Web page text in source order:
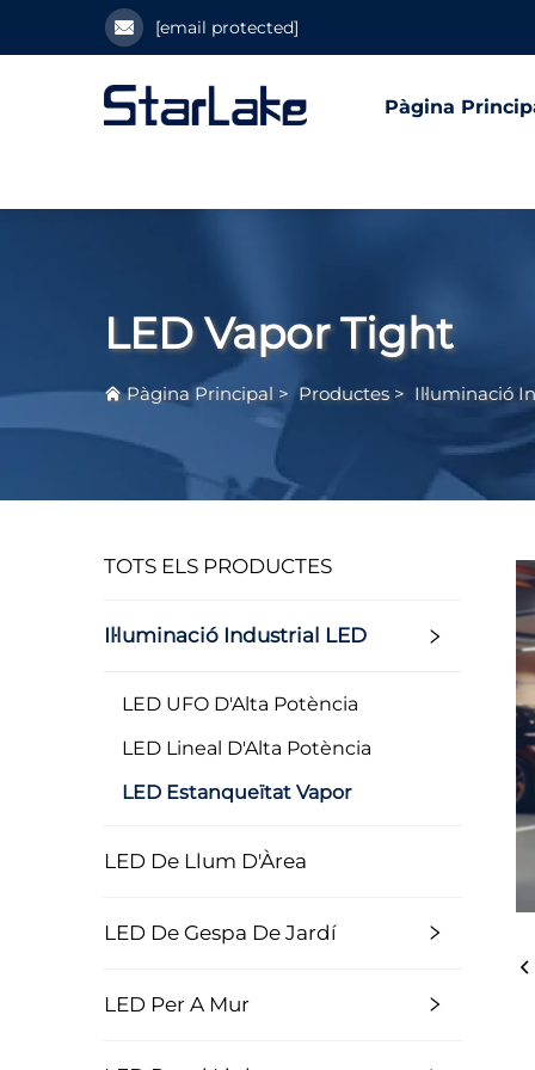
[email protected]
Pàgina
LED Vapor Tight
Pàgina Principal > Productes > Il·luminació
TOTS ELS PRODUCTES
Il·luminació Industrial LED
LED UFO D'Alta Potència
LED Lineal D'Alta Potència
LED Estanqueïtat Vapor
LED De Llum D'Àrea
LED De Gespa De Jardí
LED Per A Mur